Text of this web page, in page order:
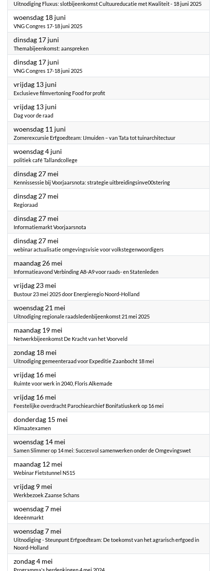
Uitnodiging Fluxus: slotbijeenkomst Cultuureducatie met Kwaliteit - 18 juni 2025
woensdag 18 juni
VNG Congres 17-18 juni 2025
dinsdag 17 juni
Themabijeenkomst: aanspreken
dinsdag 17 juni
VNG Congres 17-18 juni 2025
vrijdag 13 juni
Exclusieve filmvertoning Food for profit
vrijdag 13 juni
Dag voor de raad
woensdag 11 juni
Zomerexcursie Erfgoedteam: IJmuiden – van Tata tot tuinarchitectuur
woensdag 4 juni
politiek café Tallandcollege
dinsdag 27 mei
Kennissessie bij Voorjaarsnota: strategie uitbreidingsinve00stering
dinsdag 27 mei
Regioraad
dinsdag 27 mei
Informatiemarkt Voorjaarsnota
dinsdag 27 mei
webinar actualisatie omgevingsvisie voor volkstegenwoordigers
maandag 26 mei
Informatieavond Verbinding A8-A9 voor raads- en Statenleden
vrijdag 23 mei
Bustour 23 mei 2025 door Energieregio Noord-Holland
woensdag 21 mei
Uitnodiging regionale raadsledenbijeenkomst 21 mei 2025
maandag 19 mei
Netwerkbijeenkomst De Kracht van het Voorveld
zondag 18 mei
Uitnodiging gemeenteraad voor Expeditie Zaanbocht 18 mei
vrijdag 16 mei
Ruimte voor werk in 2040, Floris Alkemade
vrijdag 16 mei
Feestelijke overdracht Parochiearchief Bonifatiuskerk op 16 mei
donderdag 15 mei
Klimaatexamen
woensdag 14 mei
Samen Slimmer op 14 mei: Succesvol samenwerken onder de Omgevingswet
maandag 12 mei
Webinar Fietstunnel N515
vrijdag 9 mei
Werkbezoek Zaanse Schans
woensdag 7 mei
Ideeënmarkt
woensdag 7 mei
Uitnodiging - Steunpunt Erfgoedteam: De toekomst van het agrarisch erfgoed in
Noord-Holland
zondag 4 mei